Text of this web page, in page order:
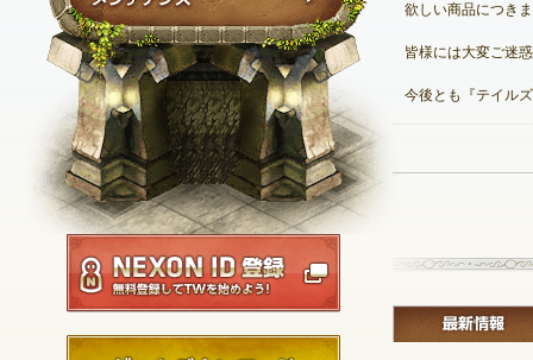
ゲームダウンロード
欲しい商品につき
皆様には大変ご迷
今後とも『テイル